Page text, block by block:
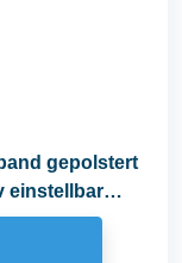
gepolstert
einstellbar